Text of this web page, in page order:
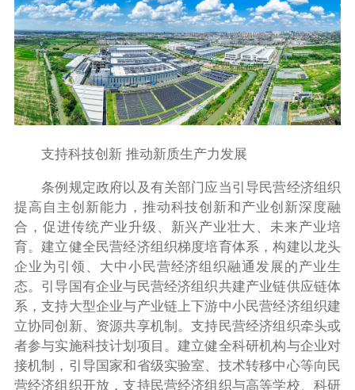
支持科技创新 推动新质生产力发展
条例规定政府以及有关部门应当引导民营经济组织
提高自主创新能力，推动科技创新和产业创新深度融
合，促进传统产业升级、新兴产业壮大、未来产业培
育。建立健全民营经济组织梯度培育体系，构建以龙头
企业为引领、大中小民营经济组织融通发展的产业生
态。引导国有企业与民营经济组织共建产业链供应链体
系，支持大型企业与产业链上下游中小民营经济组织建
立协同创新、资源共享机制。支持民营经济组织牵头或
者参与实施科技计划项目。建立健全科研机构与企业对
接机制，引导国家和省级实验室、技术转移中心等向民
营经济组织开放，支持民营经济组织与高等学校、科研